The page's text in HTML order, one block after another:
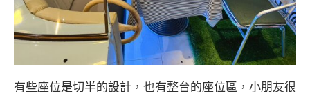
有些座位是切半的設計，也有整台的座位區，小朋友很